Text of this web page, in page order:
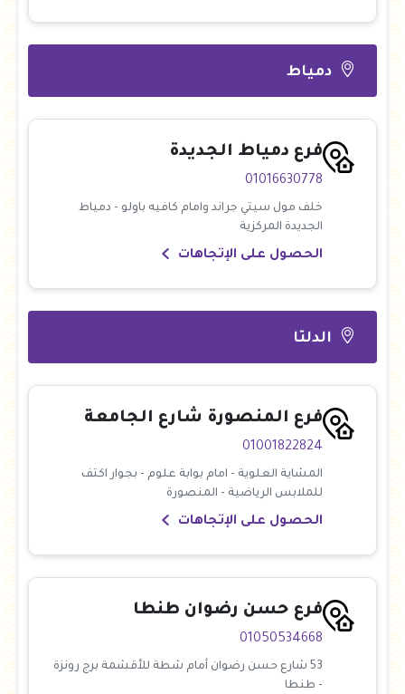
دمياط
فرع دمياط الجديدة
01016630778
خلف مول سيتي جراند وامام كافيه باولو - دمياط
الجديدة المركزية
الحصول على الإتجاهات
الدلتا
فرع المنصورة شارع الجامعة
01001822824
المشاية العلوية - امام بوابة علوم - بجوار اكتف
للملابس الرياضية - المنصورة
الحصول على الإتجاهات
فرع حسن رضوان طنطا
01050534668
53 شارع حسن رضوان أمام شطة للأقشمة برج رونزة
- طنطا